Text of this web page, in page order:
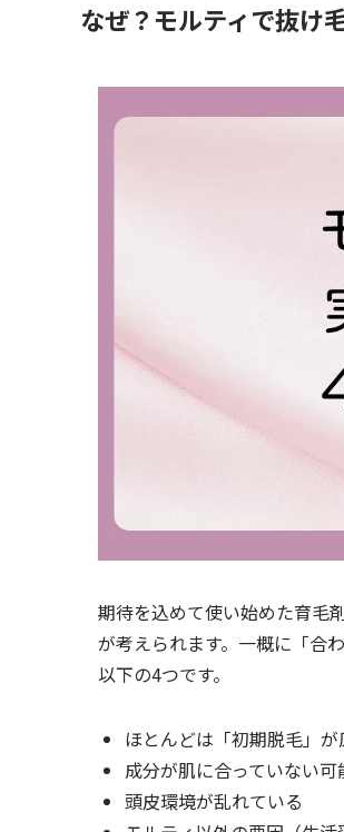
なぜ？モルティで抜け
期待を込めて使い始めた育毛
が考えられます。一概に「合
以下の4つです。
ほとんどは「初期脱毛」が
成分が肌に合っていない可
頭皮環境が乱れている